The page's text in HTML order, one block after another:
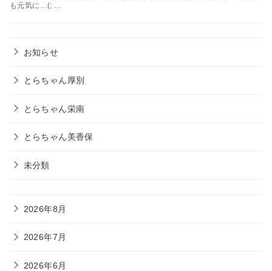
も元気に…(; …
お知らせ
とらちゃん厚別
とらちゃん栄南
とらちゃん美香保
未分類
2026年8月
2026年7月
2026年6月